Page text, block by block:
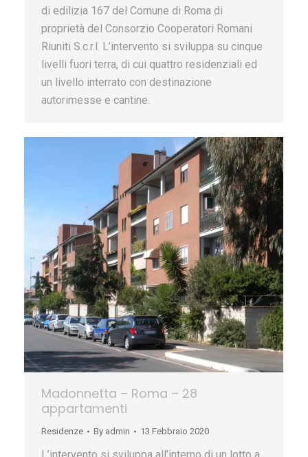
di edilizia 167 del Comune di Roma di
proprietà del Consorzio Cooperatori Romani
Riuniti S.c.r.l. L’intervento si sviluppa su cinque
livelli fuori terra, di cui quattro residenziali ed
un livello interrato con destinazione
autorimesse e cantine.
Madonnetta – Roma – 28
appartamenti
Residenze By admin 13 Febbraio 2020